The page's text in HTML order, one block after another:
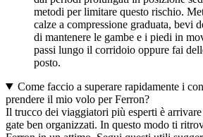
metodi per limitare questo rischio.
calze a compressione graduata, bevi
di mantenere le gambe e i piedi in
passi lungo il corridoio oppure fai
posto.
Come faccio a superare rapidamente i
prendere il mio volo per Ferron?
Il trucco dei viaggiatori più esperti è
gate ben organizzati. In questo modo ti